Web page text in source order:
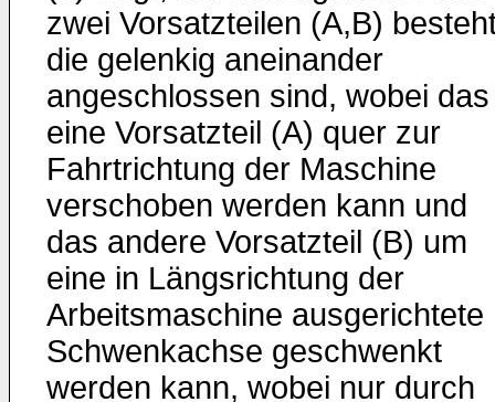
zwei Vorsatzteilen (A,B)
die gelenkig aneinander
angeschlossen sind, wobei das
eine Vorsatzteil (A) quer zur
Fahrtrichtung der Maschine
verschoben werden kann und
das andere Vorsatzteil (B) um
eine in Längsrichtung der
Arbeitsmaschine ausgerichtete
Schwenkachse geschwenkt
werden kann, wobei nur durch